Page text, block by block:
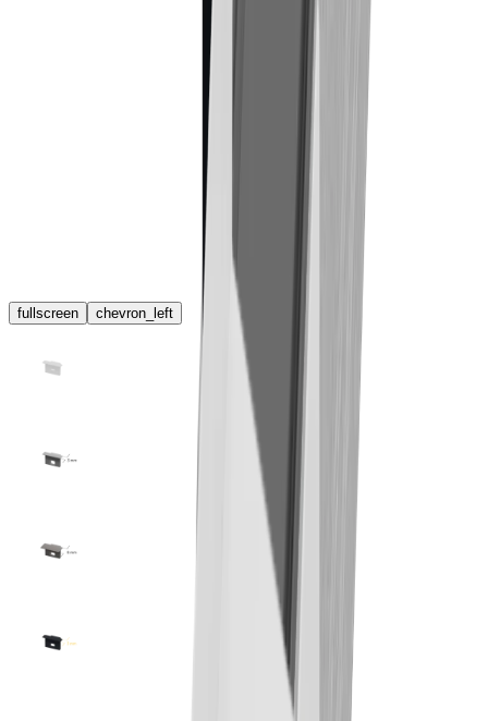
fullscreen chevron_left